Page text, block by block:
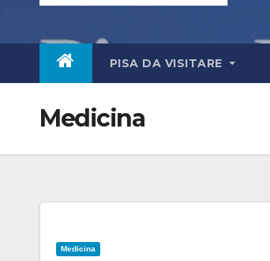
PISA DA VISITARE
Medicina
Medicina